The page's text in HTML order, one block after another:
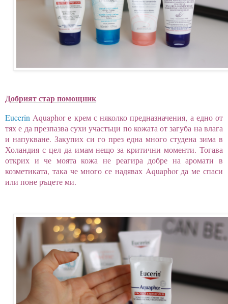
Добрият стар помощник
Eucerin Aquaphorе крем с няколко предназначения, а едно от
тях е да презпазва сухи участъци по кожата от загуба на влага
и напукване. Закупих си го през една много студена зима в
Холандия с цел да имам нещо за критични моменти. Тогава
открих и че моята кожа не реагира добре на аромати в
козметиката, така че много се надявах Aquaphor да ме спаси
или поне ръцете ми.